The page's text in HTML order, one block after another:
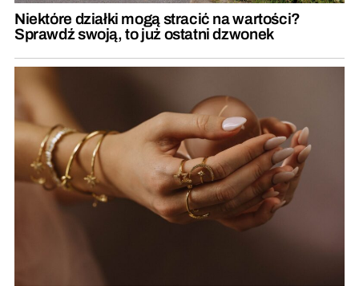
Niektóre działki mogą stracić na wartości?
Sprawdź swoją, to już ostatni dzwonek